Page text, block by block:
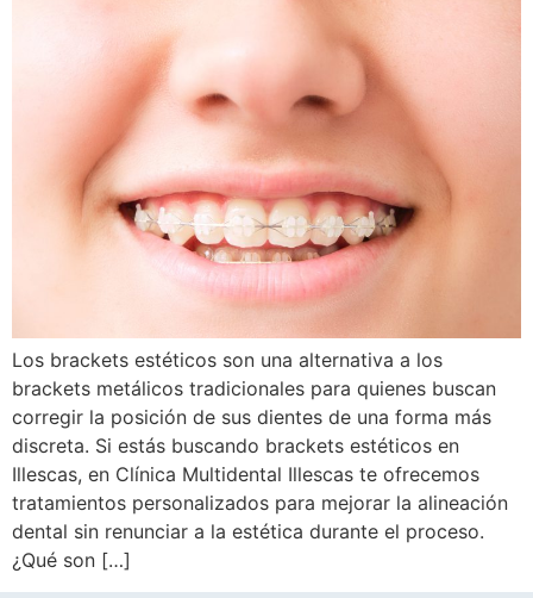
Los brackets estéticos son una alternativa a los
brackets metálicos tradicionales para quienes buscan
corregir la posición de sus dientes de una forma más
discreta. Si estás buscando brackets estéticos en
Illescas, en Clínica Multidental Illescas te ofrecemos
tratamientos personalizados para mejorar la alineación
dental sin renunciar a la estética durante el proceso.
¿Qué son […]